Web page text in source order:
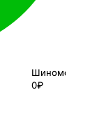
Шиномонтаж
0₽